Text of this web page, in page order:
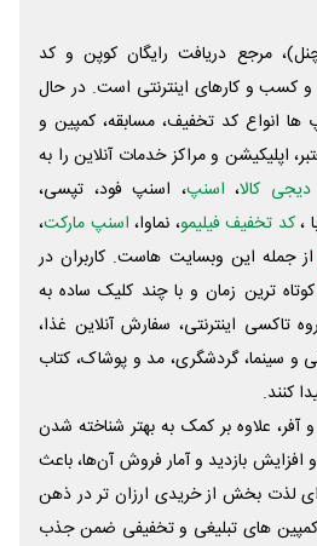
مرجع دریافت رایگان کوپن و کد
و کسب و‌ کارهای اینترنتی است. در حال
انواع کد تخفیف، مسابقه، کمپین و
اپلیکیشن و مراکز خدمات آنلاین را به
دیجی کالا، اسنپ، اسنپ فود، تپسی،
،کد تخفیف فیلیمو، نماوا، اسنپ مارکت،
از جمله این وبسایت ‌هاست. کاربران در
ترین زمان و با چند کلیک ساده به
تاکسی اینترنتی، سفارش آنلاین غذا،
و سینما، گردشگری، مد و پوشاک، کتاب
کنند.
آفر، علاوه بر کمک به بهتر شناخته شدن
افزایش بازدید و آمار فروش آن‌ها، باعث
لذت بخش از خریدی ارزان تر در ذهن
های تبلیغی و تخفیفی ضمن جذب